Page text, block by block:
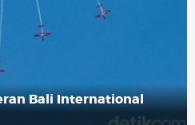
Bali International